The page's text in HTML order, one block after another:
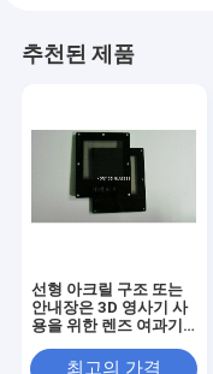
추천된 제품
선형 아크릴 구조 또는
안내장은 3D 영사기 사
용을 위한 렌즈 여과기
최고의 가격